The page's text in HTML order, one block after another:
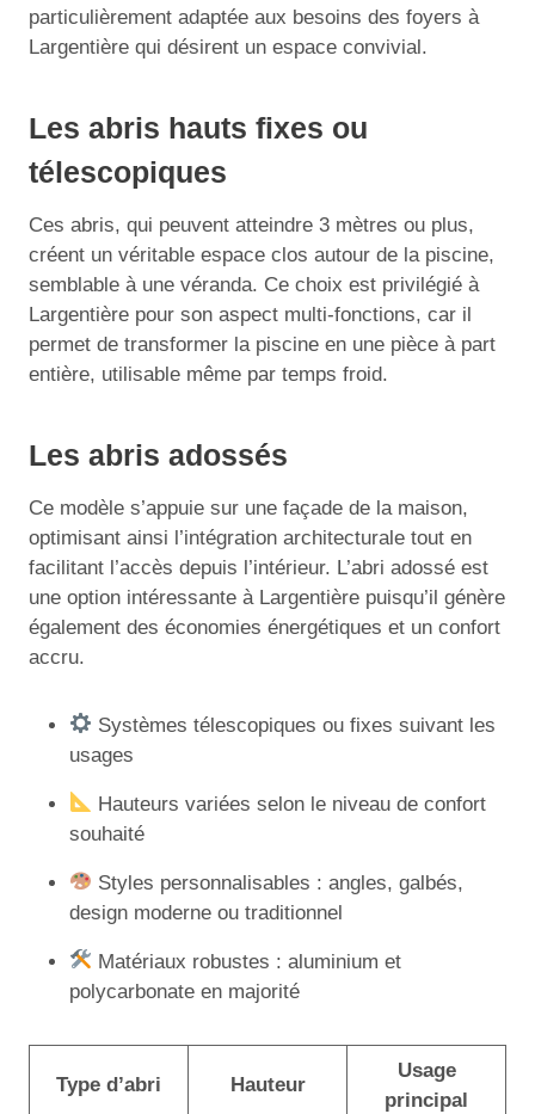
particulièrement adaptée aux besoins des foyers à
Largentière qui désirent un espace convivial.
Les abris hauts fixes ou
télescopiques
Ces abris, qui peuvent atteindre 3 mètres ou plus,
créent un véritable espace clos autour de la piscine,
semblable à une véranda. Ce choix est privilégié à
Largentière pour son aspect multi-fonctions, car il
permet de transformer la piscine en une pièce à part
entière, utilisable même par temps froid.
Les abris adossés
Ce modèle s’appuie sur une façade de la maison,
optimisant ainsi l’intégration architecturale tout en
facilitant l’accès depuis l’intérieur. L’abri adossé est
une option intéressante à Largentière puisqu’il génère
également des économies énergétiques et un confort
accru.
Systèmes télescopiques ou fixes suivant les
usages
Hauteurs variées selon le niveau de confort
souhaité
Styles personnalisables : angles, galbés,
design moderne ou traditionnel
Matériaux robustes : aluminium et
polycarbonate en majorité
Type d’abri Hauteur
Usage
principal